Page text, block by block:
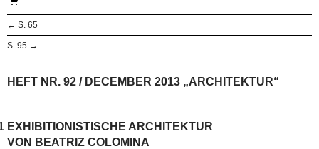
← S. 65
S. 95 →
HEFT NR. 92 / DECEMBER 2013 „ARCHITEKTUR“
EXHIBITIONISTISCHE ARCHITEKTUR
VON BEATRIZ COLOMINA